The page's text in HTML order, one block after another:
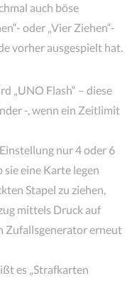
auch böse
oder „Vier Ziehen“-
vorher ausgespielt hat.
„UNO Flash“ – diese
-, wenn ein Zeitlimit
nur 4 oder 6
sie eine Karte legen
Stapel zu ziehen,
mittels Druck auf
Zufallsgenerator erneut
es „Strafkarten